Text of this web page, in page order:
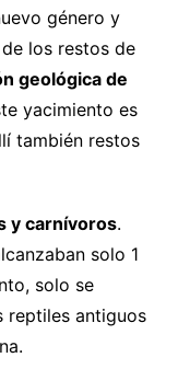
género y
los restos de
geológica de
yacimiento es
también restos
y carnívoros.
solo 1
solo se
reptiles antiguos